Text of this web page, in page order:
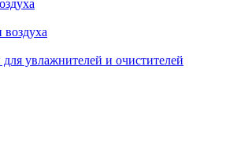
увлажнителей и очистителей